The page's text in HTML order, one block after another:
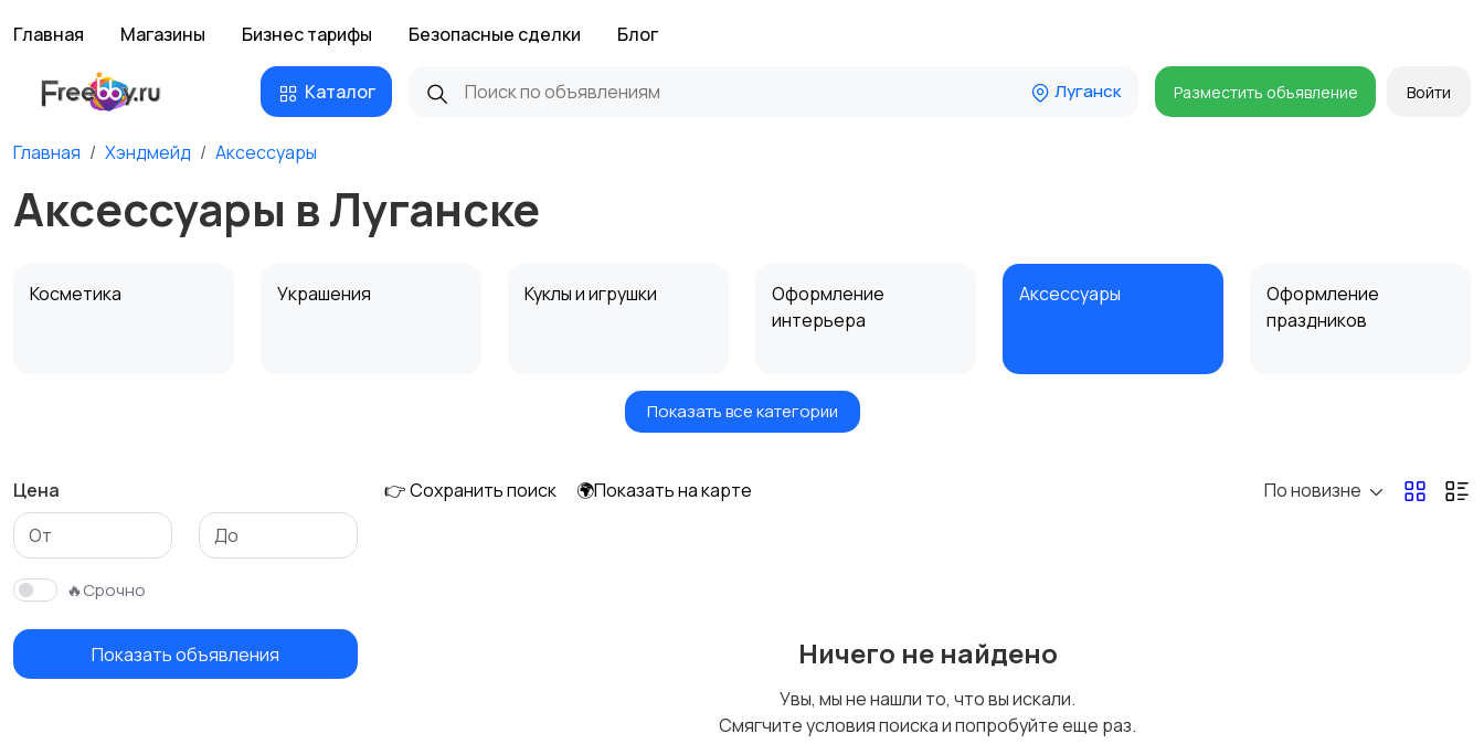
Главная Магазины Бизнес тарифы Безопасные сделки Блог
Каталог Луганск Разместить объявление Войти
Главная Хэндмейд Аксессуары
Аксессуары в Луганске
Косметика Украшения Куклы и игрушки
Оформление
интерьера
Аксессуары
Оформление
праздников
Показать все категории
Цена
🔥Срочно
Показать объявления
👉 Сохранить поиск 🌍Показать на карте По новизне
Ничего не найдено
Увы, мы не нашли то, что вы искали.
Смягчите условия поиска и попробуйте еще раз.